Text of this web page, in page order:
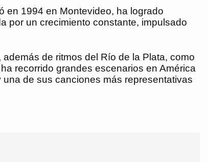
en 1994 en Montevideo, ha logrado
por un crecimiento constante, impulsado
de ritmos del Río de la Plata, como
recorrido grandes escenarios en América
de sus canciones más representativas